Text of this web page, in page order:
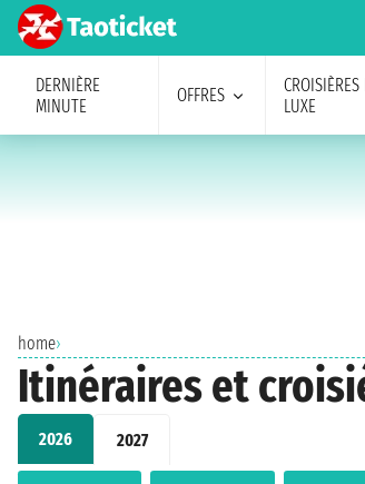
DERNIÈRE
MINUTE
OFFRES
CROISIÈRES
LUXE
home›
Itinéraires et
2026 2027